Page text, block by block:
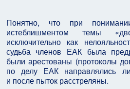
Понятно, что при
истеблишментом темы
исключительно как
судьба членов ЕАК была
были арестованы (протоколы
по делу ЕАК направлялись
и после пыток расстреляны.